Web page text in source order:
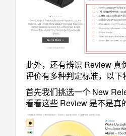
此外，还有辨识 Review 真
评价有多种判定标准，以下
首先我们挑选一个 New
看看这些 Review 是不是真